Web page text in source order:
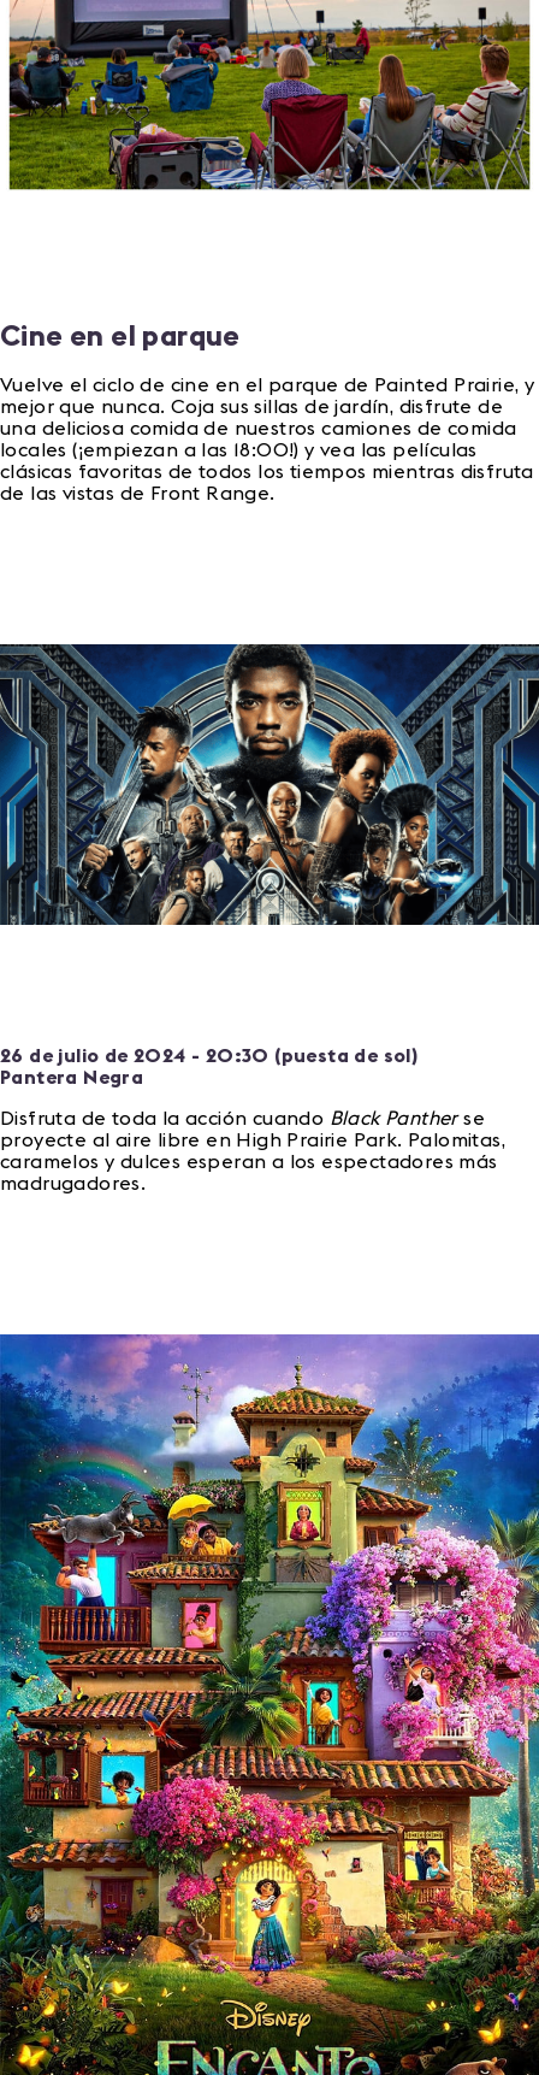
Cine en el parque
Vuelve el ciclo de cine en el parque de Painted Prairie, y
mejor que nunca. Coja sus sillas de jardín, disfrute de
una deliciosa comida de nuestros camiones de comida
locales (¡empiezan a las 18:00!) y vea las películas
clásicas favoritas de todos los tiempos mientras disfruta
de las vistas de Front Range.
26 de julio de 2024 - 20:30 (puesta de sol)
Pantera Negra
Disfruta de toda la acción cuando Black Pantherse
proyecte al aire libre en High Prairie Park. Palomitas,
caramelos y dulces esperan a los espectadores más
madrugadores.